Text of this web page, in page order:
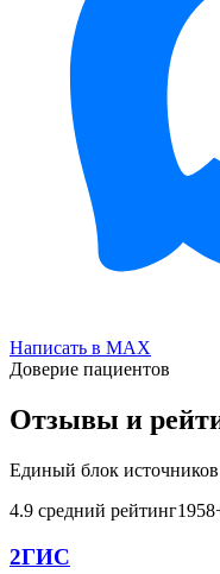
Написать в MAX
Доверие пациентов
Отзывы и
Единый блок
4.9 средний рейтинг1958
2ГИС